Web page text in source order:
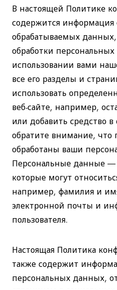
В настоящей Политике
содержится информация
обрабатываемых
обработки
использовании вами
все его разделы и
использовать
веб-сайте, например,
или добавить средство
обратите внимание, что
обработаны ваши
Персональные данные
которые могут
например, фамилия и
электронной почты и
пользователя.
Настоящая Политика
также содержит
персональных данных,